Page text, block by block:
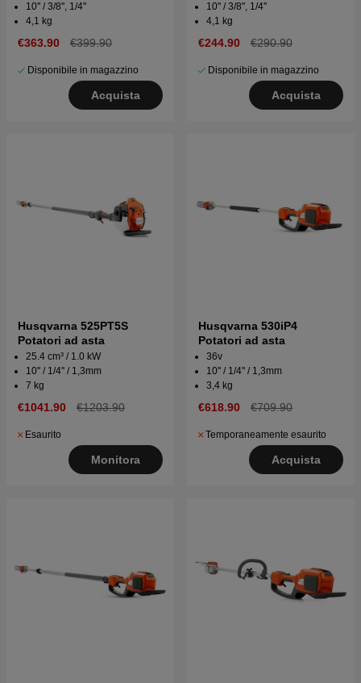
10'' / 3/8'', 1/4''
4,1 kg
€363.90 €399.90
Disponibile in magazzino
Acquista
10'' / 3/8'', 1/4''
4,1 kg
€244.90 €290.90
Disponibile in magazzino
Acquista
Husqvarna 525PT5S
Potatori ad asta
25.4 cm³ / 1.0 kW
10'' / 1/4'' / 1,3mm
7 kg
€1041.90 €1203.90
Esaurito
Monitora
Husqvarna 530iP4
Potatori ad asta
36v
10'' / 1/4'' / 1,3mm
3,4 kg
€618.90 €709.90
Temporaneamente esaurito
Acquista